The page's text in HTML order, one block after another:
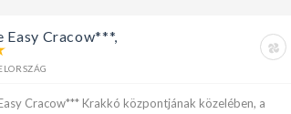
Easy Cracow***,
Cracow*** Krakkó központjának közelében, a